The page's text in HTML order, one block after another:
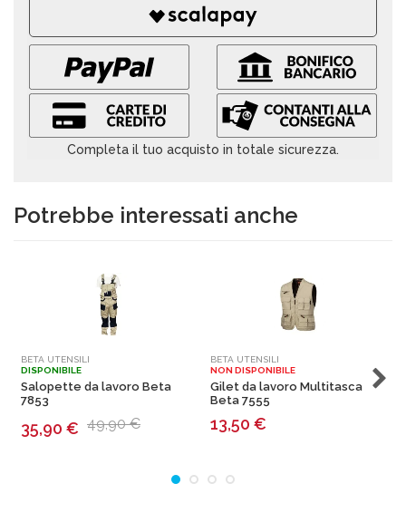
Completa il tuo acquisto in totale sicurezza.
Potrebbe interessati anche
BETA UTENSILI
DISPONIBILE
Salopette da lavoro Beta
7853
35,90 € 49,90 €
BETA UTENSILI
NON DISPONIBILE
Gilet da lavoro Multitasca
Beta 7555
13,50 €